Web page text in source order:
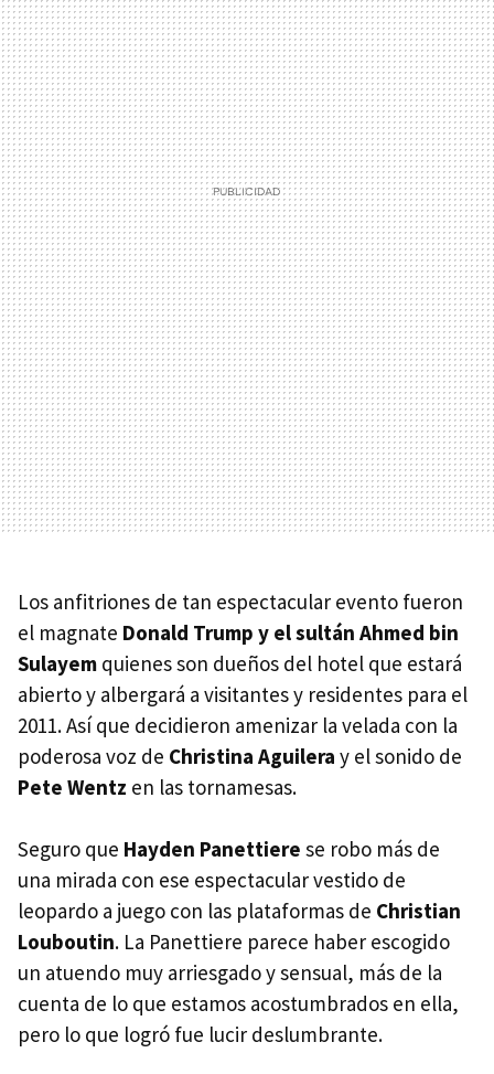
Los anfitriones de tan espectacular evento fueron
el magnate Donald Trump y el sultán Ahmed bin
Sulayem quienes son dueños del hotel que estará
abierto y albergará a visitantes y residentes para el
2011. Así que decidieron amenizar la velada con la
poderosa voz de Christina Aguilera y el sonido de
Pete Wentz en las tornamesas.
Seguro que Hayden Panettiere se robo más de
una mirada con ese espectacular vestido de
leopardo a juego con las plataformas de Christian
Louboutin. La Panettiere parece haber escogido
un atuendo muy arriesgado y sensual, más de la
cuenta de lo que estamos acostumbrados en ella,
pero lo que logró fue lucir deslumbrante.